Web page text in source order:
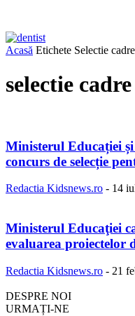
Acasă Etichete Selectie
selectie
Ministerul Educației
concurs de selecție
Redactia Kidsnews.ro - 14
Ministerul Educaţiei
evaluarea proiectelor
Redactia Kidsnews.ro - 21
DESPRE NOI
URMAȚI-NE